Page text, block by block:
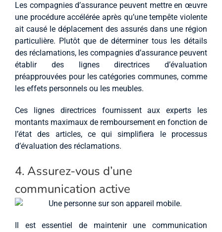
Les compagnies d’assurance peuvent mettre en œuvre
une procédure accélérée après qu’une tempête violente
ait causé le déplacement des assurés dans une région
particulière. Plutôt que de déterminer tous les détails
des réclamations, les compagnies d’assurance peuvent
établir des lignes directrices d’évaluation
préapprouvées pour les catégories communes, comme
les effets personnels ou les meubles.
Ces lignes directrices fournissent aux experts les
montants maximaux de remboursement en fonction de
l’état des articles, ce qui simplifiera le processus
d’évaluation des réclamations.
4. Assurez-vous d’une
communication active
Il est essentiel de maintenir une communication